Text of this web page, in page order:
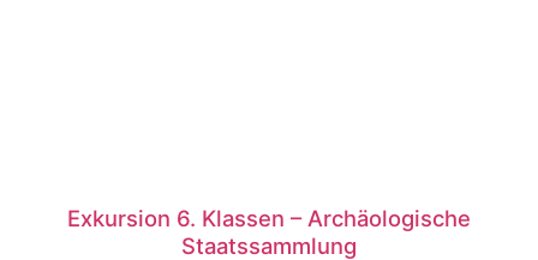
Exkursion 6. Klassen – Archäologische
Staatssammlung